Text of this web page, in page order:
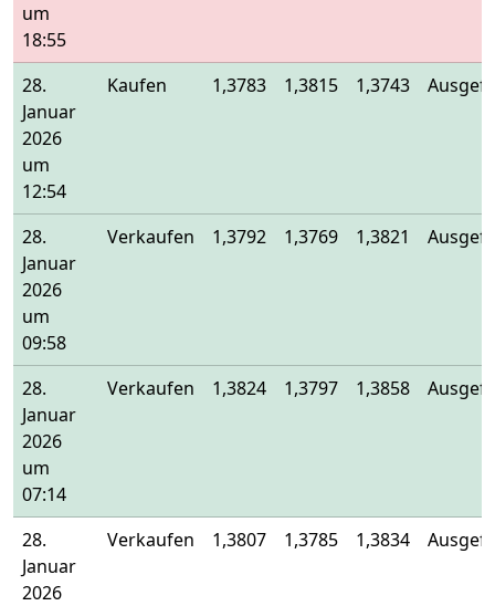
um
18:55
28.
Januar
2026
um
12:54
Kaufen 1,3783 1,3815 1,3743
28.
Januar
2026
um
09:58
Verkaufen 1,3792 1,3769 1,3821
28.
Januar
2026
um
07:14
Verkaufen 1,3824 1,3797 1,3858
28.
Januar
2026
Verkaufen 1,3807 1,3785 1,3834